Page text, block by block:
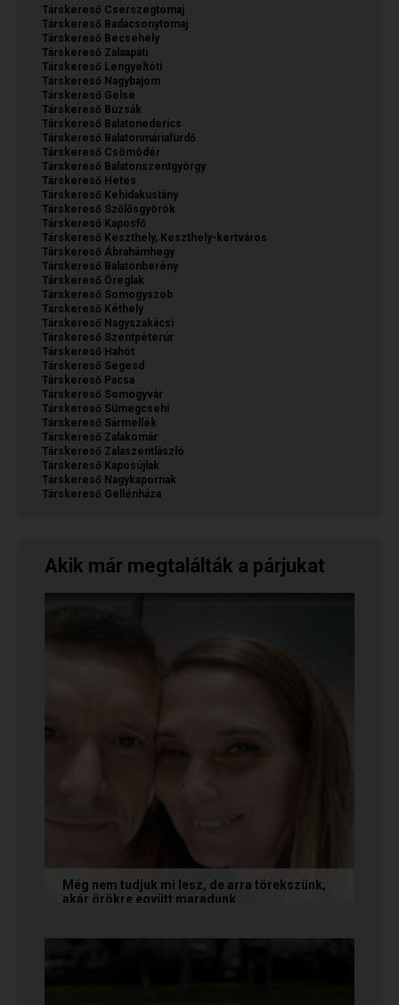
Társkereső Cserszegtomaj
Társkereső Badacsonytomaj
Társkereső Becsehely
Társkereső Zalaapáti
Társkereső Lengyeltóti
Társkereső Nagybajom
Társkereső Gelse
Társkereső Buzsák
Társkereső Balatonederics
Társkereső Balatonmáriafürdő
Társkereső Csömödér
Társkereső Balatonszentgyörgy
Társkereső Hetes
Társkereső Kehidakustány
Társkereső Szőlősgyörök
Társkereső Kaposfő
Társkereső Keszthely, Keszthely-kertváros
Társkereső Ábrahámhegy
Társkereső Balatonberény
Társkereső Öreglak
Társkereső Somogyszob
Társkereső Kéthely
Társkereső Nagyszakácsi
Társkereső Szentpéterúr
Társkereső Hahót
Társkereső Segesd
Társkereső Pacsa
Társkereső Somogyvár
Társkereső Sümegcsehi
Társkereső Sármellék
Társkereső Zalakomár
Társkereső Zalaszentlászló
Társkereső Kaposújlak
Társkereső Nagykapornak
Társkereső Gellénháza
Akik már megtalálták a párjukat
Még nem tudjuk mi lesz, de arra törekszünk,
akár örökre együtt maradunk
nekünk, akiknél néhány találkozás után eldőlt